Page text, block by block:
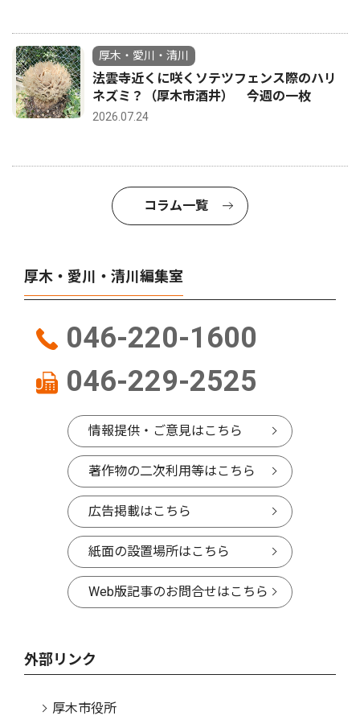
厚木・愛川・清川
法雲寺近くに咲くソテツフェンス際のハリ
ネズミ？（厚木市酒井） 今週の一枚
2026.07.24
コラム一覧
厚木・愛川・清川編集室
046-220-1600
046-229-2525
情報提供・ご意見はこちら
著作物の二次利用等はこちら
広告掲載はこちら
紙面の設置場所はこちら
Web版記事のお問合せはこちら
外部リンク
厚木市役所